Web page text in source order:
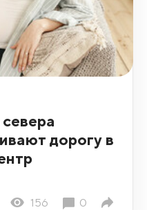
дорогу в
156 0